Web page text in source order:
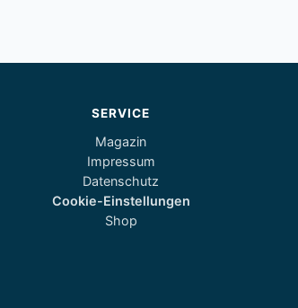
SERVICE
Magazin
Impressum
Datenschutz
Cookie-Einstellungen
Shop